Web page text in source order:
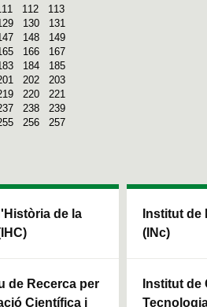
112
113
130
131
148
149
166
167
184
185
202
203
220
221
238
239
256
257
de la
de Recerca per
Científica i
Institut
(INc)
Institut de